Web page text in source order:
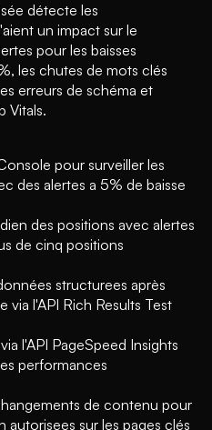
détecte les
un impact sur le
pour les baisses
les chutes de mots clés
erreurs de schéma et
Vitals.
pour surveiller les
des alertes a 5% de baisse
des positions avec alertes
de cinq positions
structurees après
l'API Rich Results Test
l'API PageSpeed Insights
performances
de contenu pour
sur les pages clés